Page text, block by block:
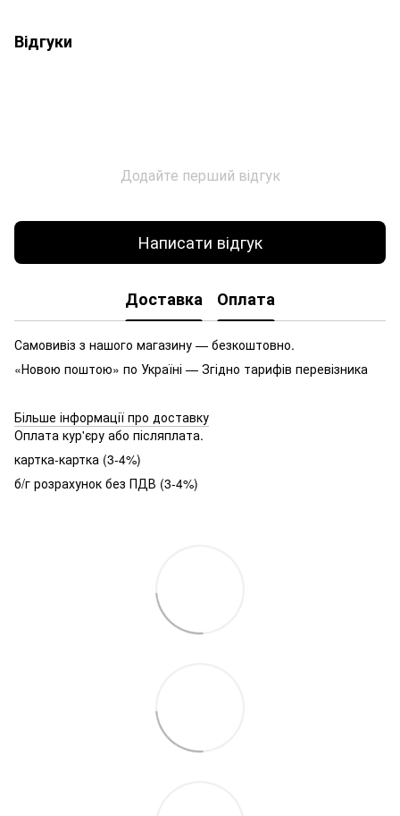
Відгуки
Додайте перший відгук
Написати відгук
Доставка Оплата
Самовивіз з нашого магазину — безкоштовно.
«Новою поштою» по Україні — Згідно тарифів перевізника
Більше інформації про доставку
Оплата кур'єру або післяплата.
картка-картка (3-4%)
б/г розрахунок без ПДВ (3-4%)